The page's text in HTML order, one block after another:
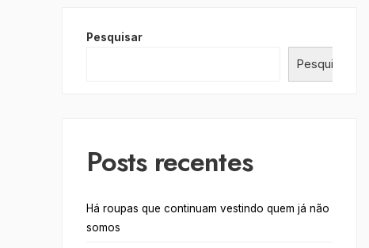
Pesquisar
Pesquisar
Posts recentes
Há roupas que continuam vestindo quem já não
somos